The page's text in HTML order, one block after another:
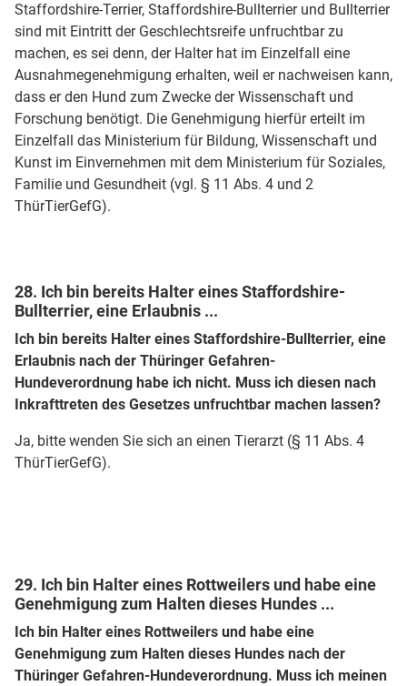
Staffordshire-Terrier, Staffordshire-Bullterrier und Bullterrier
sind mit Eintritt der Geschlechtsreife unfruchtbar zu
machen, es sei denn, der Halter hat im Einzelfall eine
Ausnahmegenehmigung erhalten, weil er nachweisen kann,
dass er den Hund zum Zwecke der Wissenschaft und
Forschung benötigt. Die Genehmigung hierfür erteilt im
Einzelfall das Ministerium für Bildung, Wissenschaft und
Kunst im Einvernehmen mit dem Ministerium für Soziales,
Familie und Gesundheit (vgl. § 11 Abs. 4 und 2
ThürTierGefG).
28. Ich bin bereits Halter eines Staffordshire-
Bullterrier, eine Erlaubnis ...
Ich bin bereits Halter eines Staffordshire-Bullterrier, eine
Erlaubnis nach der Thüringer Gefahren-
Hundeverordnung habe ich nicht. Muss ich diesen nach
Inkrafttreten des Gesetzes unfruchtbar machen lassen?
Ja, bitte wenden Sie sich an einen Tierarzt (§ 11 Abs. 4
ThürTierGefG).
29. Ich bin Halter eines Rottweilers und habe eine
Genehmigung zum Halten dieses Hundes ...
Ich bin Halter eines Rottweilers und habe eine
Genehmigung zum Halten dieses Hundes nach der
Thüringer Gefahren-Hundeverordnung. Muss ich meinen